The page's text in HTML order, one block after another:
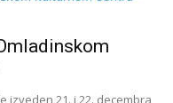
izveden 21. i 22. decembra